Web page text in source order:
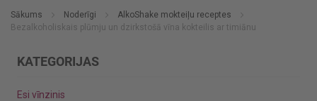
Sākums Noderīgi
AlkoShake mokteiļu receptes
Bezalkoholiskais plūmju un dzirkstošā vīna kokteilis ar timiānu
KATEGORIJAS
Esi vīnzinis